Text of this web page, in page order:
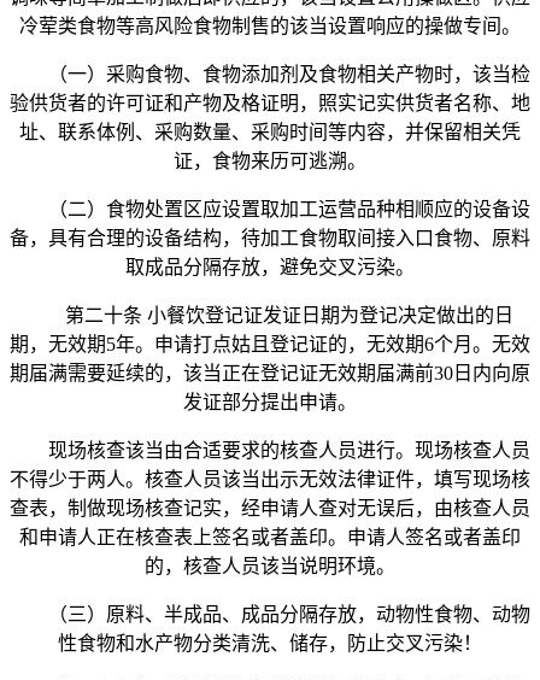
冷荤类食物等高风险食物制售的该当设置响应的操做专间。
（一）采购食物、食物添加剂及食物相关产物时，该当检
验供货者的许可证和产物及格证明，照实记实供货者名称、地
址、联系体例、采购数量、采购时间等内容，并保留相关凭
证，食物来历可逃溯。
（二）食物处置区应设置取加工运营品种相顺应的设备设
备，具有合理的设备结构，待加工食物取间接入口食物、原料
取成品分隔存放，避免交叉污染。
第二十条 小餐饮登记证发证日期为登记决定做出的日
期，无效期5年。申请打点姑且登记证的，无效期6个月。无效
期届满需要延续的，该当正在登记证无效期届满前30日内向原
发证部分提出申请。
现场核查该当由合适要求的核查人员进行。现场核查人员
不得少于两人。核查人员该当出示无效法律证件，填写现场核
查表，制做现场核查记实，经申请人查对无误后，由核查人员
和申请人正在核查表上签名或者盖印。申请人签名或者盖印
的，核查人员该当说明环境。
（三）原料、半成品、成品分隔存放，动物性食物、动物
性食物和水产物分类清洗、储存，防止交叉污染！